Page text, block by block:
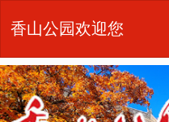
香山公园欢迎您